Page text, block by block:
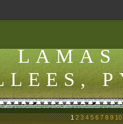
LAMAS
1 2 3 4 5 6 7 8 9 10